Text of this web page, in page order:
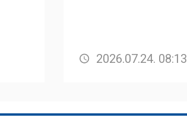
2026.07.24. 08:13